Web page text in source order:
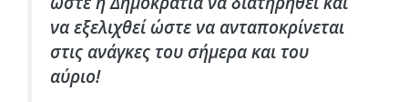
να εξελιχθεί ώστε να ανταποκρίνεται
στις ανάγκες του σήμερα και του
αύριο!